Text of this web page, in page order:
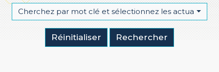
Cherchez par mot clé et sélectionnez les actualités
Réinitialiser Rechercher